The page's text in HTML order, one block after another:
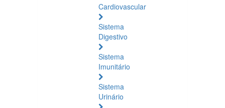
Cardiovascular
Sistema
Digestivo
Sistema
Imunitário
Sistema
Urinário